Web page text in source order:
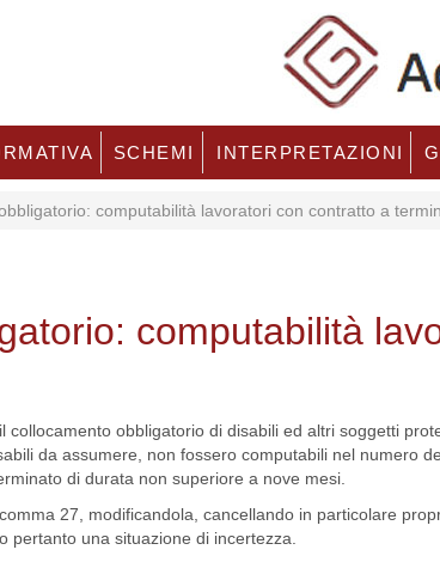
SCHEMI INTERPRETAZIONI
computabilità lavoratori con contratto a
computabilità
obbligatorio di disabili ed altri soggetti
da assumere, non fossero computabili nel numero
di durata non superiore a nove mesi.
27, modificandola, cancellando in particolare
pertanto una situazione di incertezza.